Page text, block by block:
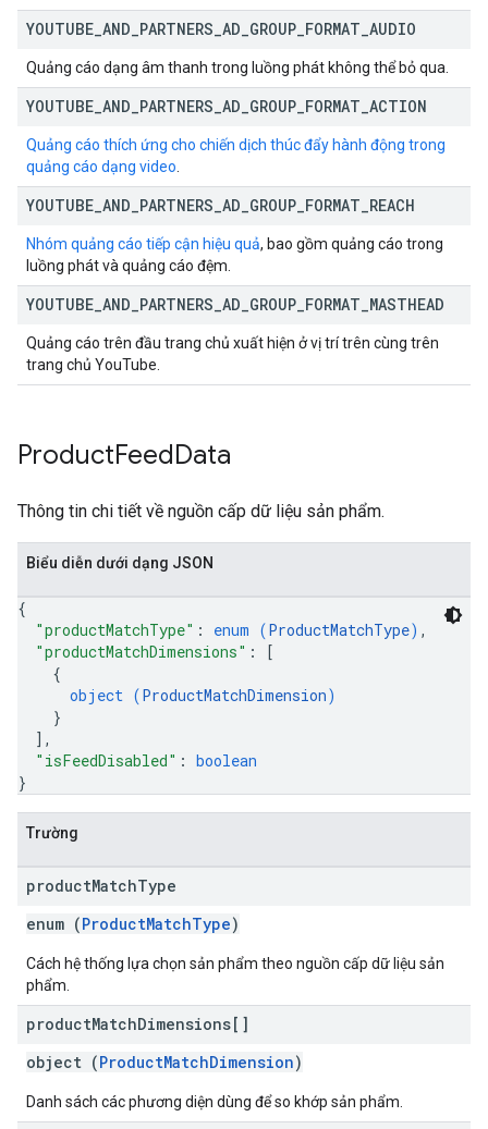
YOUTUBE AND PARTNERS AD GROUP FORMAT AUDIO
Quảng cáo dạng âm thanh trong luồng phát không thể bỏ qua.
YOUTUBE AND PARTNERS AD GROUP FORMAT ACTION
Quảng cáo thích ứng cho chiến dịch thúc đẩy hành động trong
quảng cáo dạng video
YOUTUBE AND PARTNERS AD GROUP FORMAT REACH
Nhóm quảng cáo tiếp cận hiệu quả, bao gồm quảng cáo trong
luồng phát và quảng cáo đệm.
YOUTUBE AND PARTNERS AD GROUP FORMAT MASTHEAD
Quảng cáo trên đầu trang chủ xuất hiện ở vị trí trên cùng trên
trang chủ YouTube.
ProductFeedData
Thông tin chi tiết về nguồn cấp dữ liệu sản phẩm.
Biểu diễn dưới dạng JSON
{
"productMatchType" : enum (ProductMatchType) ,
"productMatchDimensions" :
[
{
object (ProductMatchDimension)
}
] ,
"isFeedDisabled" : boolean
}
Trường
productMatchType
enum (ProductMatchType)
Cách hệ thống lựa chọn sản phẩm theo nguồn cấp dữ liệu sản
phẩm.
productMatchDimensions[]
object (ProductMatchDimension)
Danh sách các phương diện dùng để so khớp sản phẩm.